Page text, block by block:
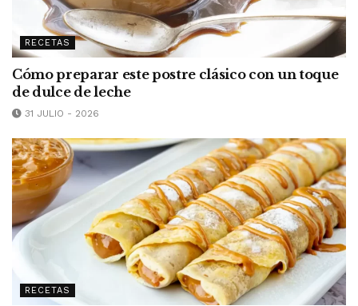
RECETAS
Cómo preparar este postre clásico con un toque
de dulce de leche
31 JULIO - 2026
RECETAS